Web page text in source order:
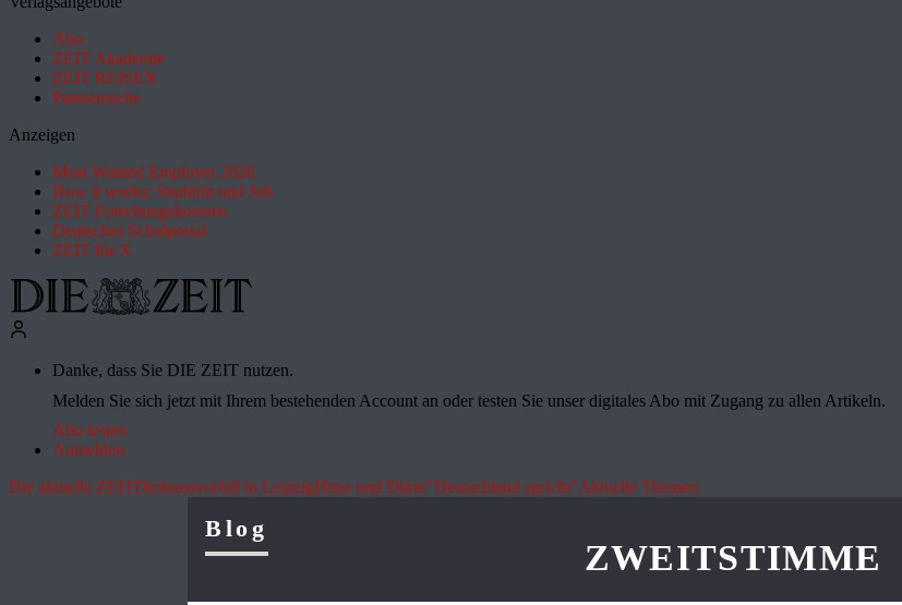
Abo
ZEIT Akademie
ZEIT REISEN
Partnersuche
Anzeigen
Most Wanted Employer 2026
How it works: Studium und Job
ZEIT Forschungskosmos
Deutsches Schulportal
ZEIT für X
Danke, dass Sie DIE ZEIT nutzen.
Melden Sie sich jetzt mit Ihrem bestehenden Account an oder testen Sie unser digitales Abo mit Zugang zu allen Artikeln.
Abo testen
Anmelden
Die aktuelle ZEITDrohnenvorfall in LeipzigHitze und Dürre"Deutschland spricht"Aktuelle Themen
Blog
ZWEITSTIMME